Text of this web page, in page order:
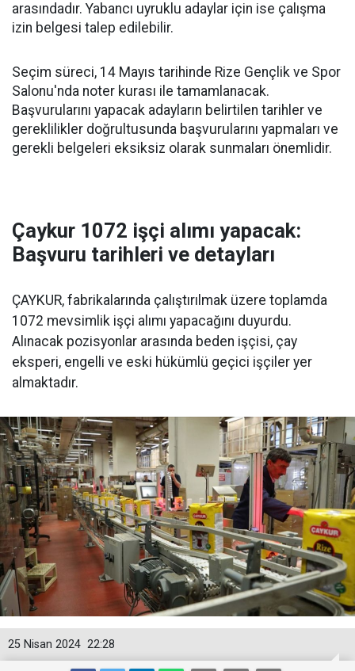
arasındadır. Yabancı uyruklu adaylar için ise çalışma
izin belgesi talep edilebilir.
Seçim süreci, 14 Mayıs tarihinde Rize Gençlik ve Spor
Salonu'nda noter kurası ile tamamlanacak.
Başvurularını yapacak adayların belirtilen tarihler ve
gereklilikler doğrultusunda başvurularını yapmaları ve
gerekli belgeleri eksiksiz olarak sunmaları önemlidir.
Çaykur 1072 işçi alımı yapacak:
Başvuru tarihleri ve detayları
ÇAYKUR, fabrikalarında çalıştırılmak üzere toplamda
1072 mevsimlik işçi alımı yapacağını duyurdu.
Alınacak pozisyonlar arasında beden işçisi, çay
eksperi, engelli ve eski hükümlü geçici işçiler yer
almaktadır.
22:28
25 Nisan 2024